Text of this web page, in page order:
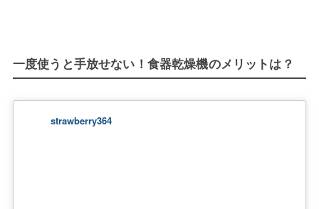
一度使うと手放せない！食器乾燥機のメリットは？
strawberry364